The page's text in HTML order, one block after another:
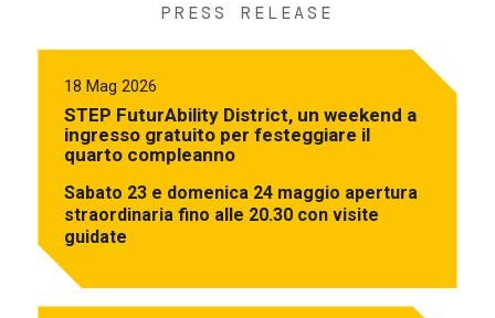
PRESS RELEASE
18 Mag 2026
STEP FuturAbility District, un weekend a
ingresso gratuito per festeggiare il
quarto compleanno
Sabato 23 e domenica 24 maggio apertura
straordinaria fino alle 20.30 con visite
guidate